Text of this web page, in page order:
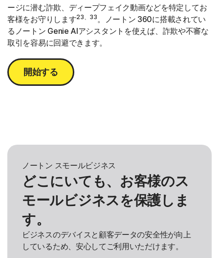
ージに潜む詐欺、ディープフェイク動画などを特定してお
客様をお守りします23、33。ノートン 360に搭載されてい
るノートン Genie AIアシスタントを使えば、詐欺や不審な
取引を容易に回避できます。
開始する
ノートン スモールビジネス
どこにいても、お客様のス
モールビジネスを保護しま
す。
ビジネスのデバイスと顧客データの安全性が向上
しているため、安心してご利用いただけます。